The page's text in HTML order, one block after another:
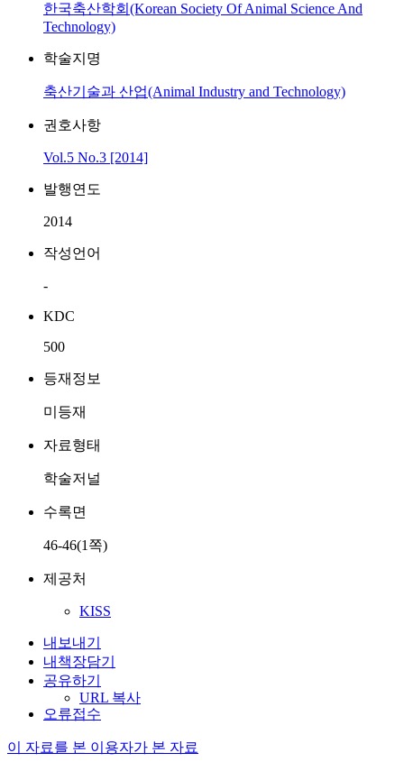
한국축산학회(Korean Society Of Animal Science And
Technology)
학술지명
축산기술과 산업(Animal Industry and Technology)
권호사항
Vol.5 No.3 [2014]
발행연도
2014
작성언어
-
KDC
500
등재정보
미등재
자료형태
학술저널
수록면
46-46(1쪽)
제공처
KISS
내보내기
내책장담기
공유하기
URL 복사
오류접수
이 자료를 본 이용자가 본 자료